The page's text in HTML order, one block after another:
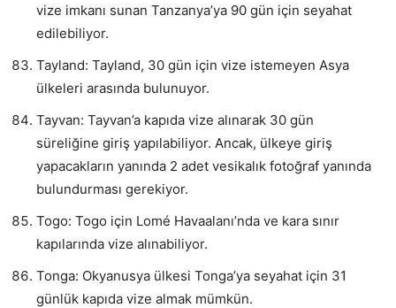
vize imkanı sunan Tanzanya’ya 90 gün için seyahat
edilebiliyor.
Tayland: Tayland, 30 gün için vize istemeyen Asya
ülkeleri arasında bulunuyor.
Tayvan: Tayvan’a kapıda vize alınarak 30 gün
süreliğine giriş yapılabiliyor. Ancak, ülkeye giriş
yapacakların yanında 2 adet vesikalık fotoğraf yanında
bulundurması gerekiyor.
Togo: Togo için Lomé Havaalanı’nda ve kara sınır
kapılarında vize alınabiliyor.
Tonga: Okyanusya ülkesi Tonga’ya seyahat için 31
günlük kapıda vize almak mümkün.